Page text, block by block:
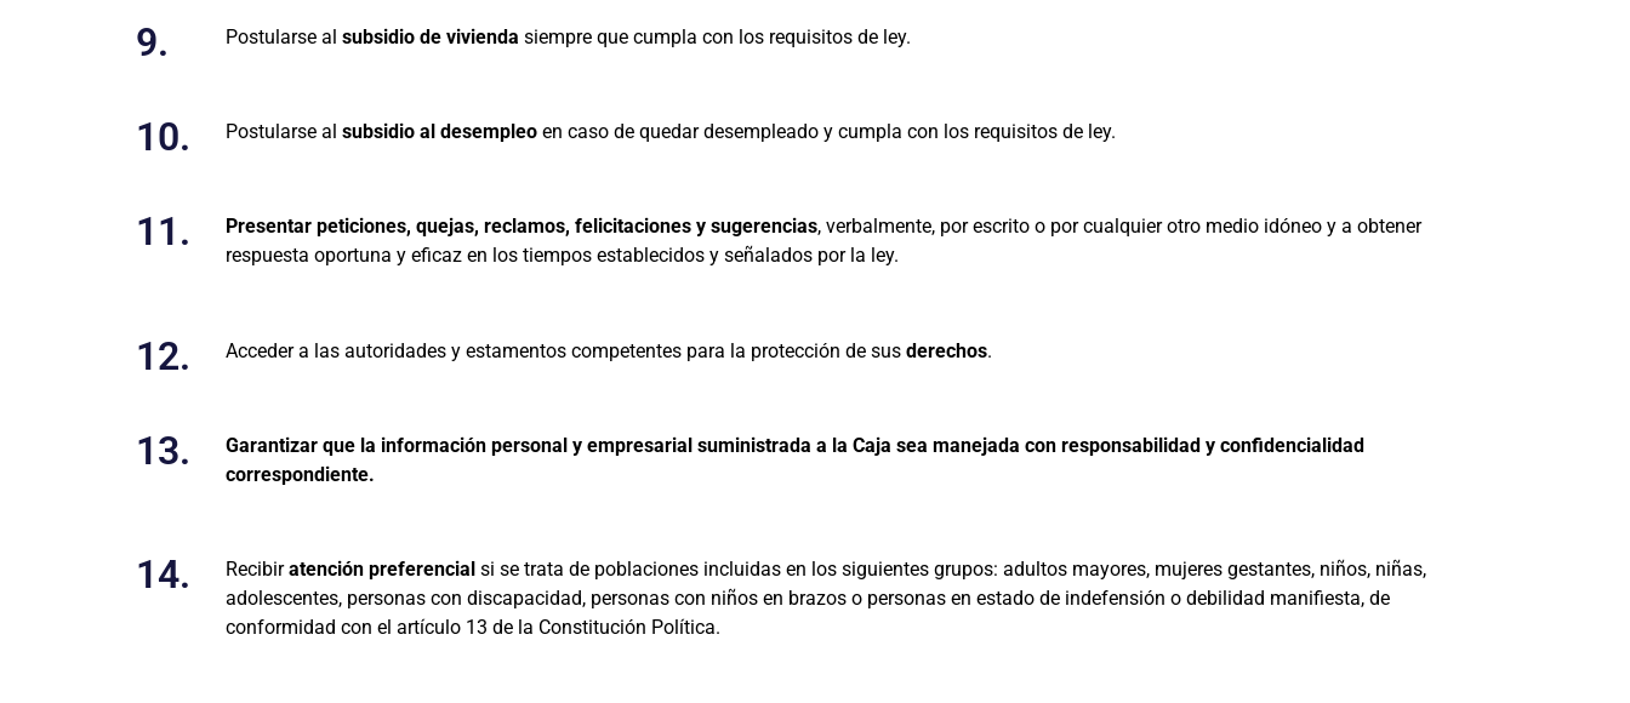
9. Postularse al subsidio de vivienda siempre que cumpla con los requisitos de ley.
10. Postularse al subsidio al desempleoen caso de quedar desempleado y cumpla con los requisitos de ley.
11. Presentar peticiones, quejas, reclamos, felicitaciones y sugerencias, verbalmente, por escrito o por cualquier otro medio idóneo y a obtener
respuesta oportuna y eficaz en los tiempos establecidos y señalados por la ley.
12. Acceder a las autoridades y estamentos competentes para la protección de sus derechos.
13.
Garantizar que la información personal y empresarial suministrada a la Caja sea manejada con responsabilidad y confidencialidad
correspondiente.
14. Recibiratención preferencial si se trata de poblaciones incluidas en los siguientes grupos: adultos mayores, mujeres gestantes, niños, niñas,
adolescentes, personas con discapacidad, personas con niños en brazos o personas en estado de indefensión o debilidad manifiesta, de
conformidad con el artículo 13 de la Constitución Política.